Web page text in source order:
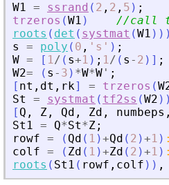
W1 = ssrand ( 2 , 2 , 5 ) ;
trzeros (W1 )
//call
roots ( det ( systmat (W1 ) ) )
s
= poly ( 0 , ' s ' ) ;
W = [ 1/ ( s+1 ) ; 1/ ( s - 2 ) ] ;
W2= ( s - 3 ) *W*W ' ;
[ nt , dt , rk] = trzeros (
St
= systmat ( tf2ss (W2 ) )
[ Q , Z , Qd , Zd , numbeps ,
St1 = Q*St*Z;
rowf = ( Qd ( 1 )+Qd ( 2 )+1 ) :
colf = ( Zd ( 1 )+Zd ( 2 )+1 ) :
roots ( St1 ( rowf , colf ) ) ,